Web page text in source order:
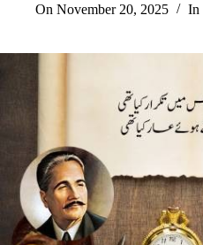
On November 20, 2025 In